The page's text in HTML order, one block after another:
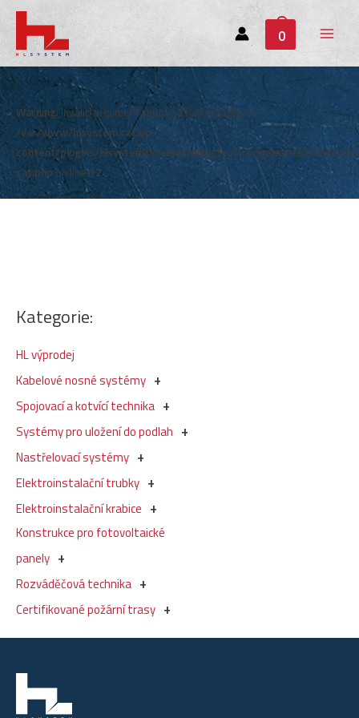
0
Main
Menu
Kategorie:
HL výprodej
Kabelové nosné systémy
Spojovací a kotvící technika
Systémy pro uložení do podlah
Nastřelovací systémy
Elektroinstalační trubky
Elektroinstalační krabice
Konstrukce pro fotovoltaické
panely
Rozváděčová technika
Certifikované požární trasy
Warning: Invalid argument supplied for foreach() in
/var/www/hlsystem.cz/wp-
content/plugins/hlsystem/themes/hlsystem/components/
cat.phpon line12